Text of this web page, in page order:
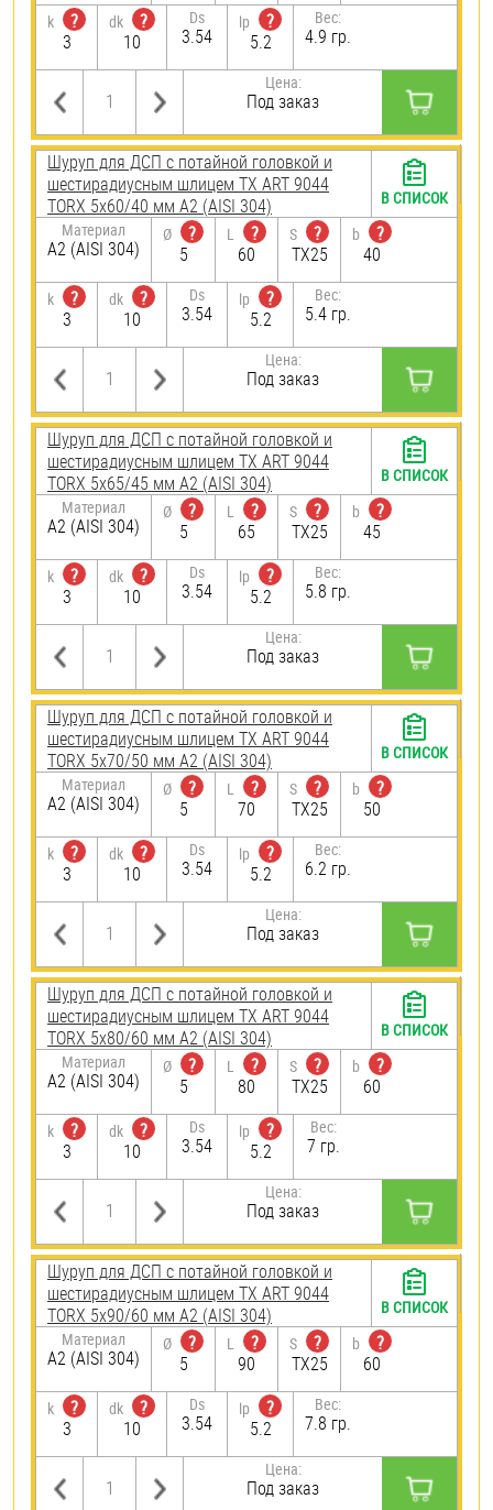
k
?
3
dk
?
10
Ds
3.54
lp
?
5.2
Вес:
4.9 гр.
Цена:
Под заказ
Шуруп для ДСП с потайной головкой и
шестирадиусным шлицем TX ART 9044
TORX 5х60/40 мм А2 (AISI 304)
Материал
А2 (AISI 304)
Ø
?
5
L
?
60
S
?
TX25
b
?
40
k
?
3
dk
?
10
Ds
3.54
lp
?
5.2
Вес:
5.4 гр.
Цена:
Под заказ
В СПИСОК
Шуруп для ДСП с потайной головкой и
шестирадиусным шлицем TX ART 9044
TORX 5х65/45 мм А2 (AISI 304)
Материал
А2 (AISI 304)
Ø
?
5
L
?
65
S
?
TX25
b
?
45
k
?
3
dk
?
10
Ds
3.54
lp
?
5.2
Вес:
5.8 гр.
Цена:
Под заказ
В СПИСОК
Шуруп для ДСП с потайной головкой и
шестирадиусным шлицем TX ART 9044
TORX 5х70/50 мм А2 (AISI 304)
Материал
А2 (AISI 304)
Ø
?
5
L
?
70
S
?
TX25
b
?
50
k
?
3
dk
?
10
Ds
3.54
lp
?
5.2
Вес:
6.2 гр.
Цена:
Под заказ
В СПИСОК
Шуруп для ДСП с потайной головкой и
шестирадиусным шлицем TX ART 9044
TORX 5х80/60 мм А2 (AISI 304)
Материал
А2 (AISI 304)
Ø
?
5
L
?
80
S
?
TX25
b
?
60
k
?
3
dk
?
10
Ds
3.54
lp
?
5.2
Вес:
7 гр.
Цена:
Под заказ
В СПИСОК
Шуруп для ДСП с потайной головкой и
шестирадиусным шлицем TX ART 9044
TORX 5х90/60 мм А2 (AISI 304)
Материал
А2 (AISI 304)
Ø
?
5
L
?
90
S
?
TX25
b
?
60
k
?
3
dk
?
10
Ds
3.54
lp
?
5.2
Вес:
7.8 гр.
Цена:
Под заказ
В СПИСОК